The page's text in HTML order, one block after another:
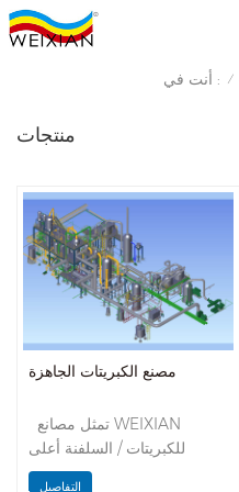
أنت في : /
منتجات
مصنع الكبريتات الجاهزة
للكبريتات / السلفنة أعلى
مستوى في الصناعة. حتى الآن ،
التفاصيل